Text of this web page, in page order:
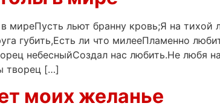
миреПусть льют бранну кровь;Я на тихой
губить,Есть ли что милееПламенно
небесныйСоздал нас любить.Не любя
творец […]
моих желанье